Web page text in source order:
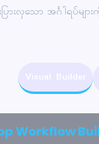
းပြားလှသော အင်္ဂါရ
Visual Builder
Workflow